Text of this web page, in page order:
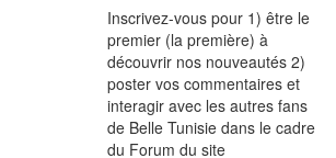
Inscrivez-vous pour 1) être le
premier (la première) à
découvrir nos nouveautés 2)
poster vos commentaires et
interagir avec les autres fans
de Belle Tunisie dans le cadre
du Forum du site